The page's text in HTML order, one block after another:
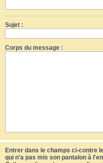
Sujet :
Corps du message :
Entrer dans le champs ci-contre
qui n'a pas mis son pantalon à